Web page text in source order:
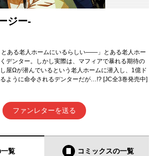
ジー-
とある老人ホームにいるらしい――」とある老人ホー
デンター。しかし実際は、マフィアで暴れる期待の
屋Ωが潜んでいるという老人ホームに潜入し、1億ド
ように命令されるデンターだが…!? [JC全3巻発売中]
ファンレターを送る
覧 コミックスの一覧